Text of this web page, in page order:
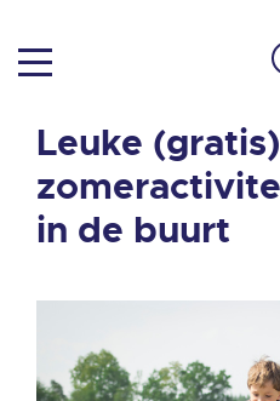
Leuke (gratis)
in de buurt